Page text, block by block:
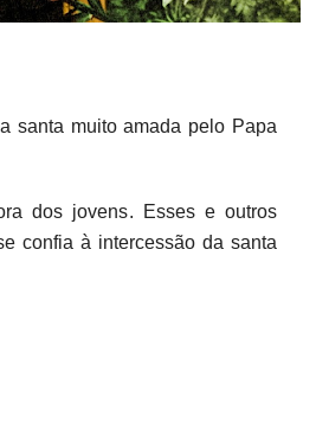
santa muito amada pelo Papa
dos jovens. Esses e outros
confia à intercessão da santa